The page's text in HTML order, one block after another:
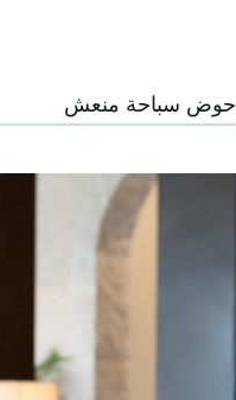
حوض سباحة منعش